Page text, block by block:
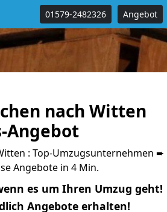
01579-2482326 Angebot
nach Witten
Angebot
: Top-Umzugsunternehmen ➨
Angebote in 4 Min.
es um Ihren Umzug geht!
Angebote erhalten!